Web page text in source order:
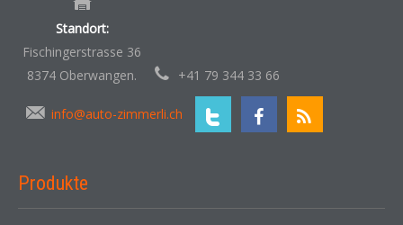
Standort:
Fischingerstrasse 36
8374 Oberwangen.
+41 79 344 33 66
info@auto-zimmerli.ch
Produkte